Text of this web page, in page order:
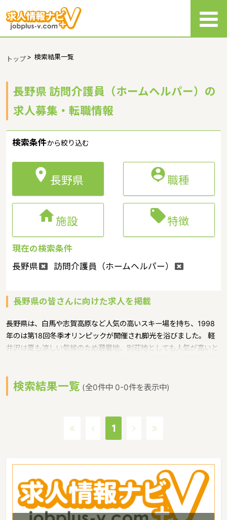
トップ> 検索結果一覧
長野県 訪問介護員（ホームヘルパー）の
求人募集・転職情報
検索条件から絞り込む
 長野県 職種
施設 特徴
現在の検索条件
長野県
訪問介護員（ホームヘルパー）
長野県の皆さんに向けた求人を掲載
長野県は、白馬や志賀高原など人気の高いスキー場を持ち、1998
年のは第18回冬季オリンピックが開催され脚光を浴びました。 軽
井沢は夏も涼しい気候のため避暑地、別荘地としても人気が高いと
もが心身ともに健やかに成長できる環境を整備し、もって「子育て
先進県ながの」を実現するために、「信州型自然保育認定制度」と
施設が584施設あり、保育士求人倍率が1.49となっています。
検索結果一覧 (全0件中 0-0件を表示中)
1